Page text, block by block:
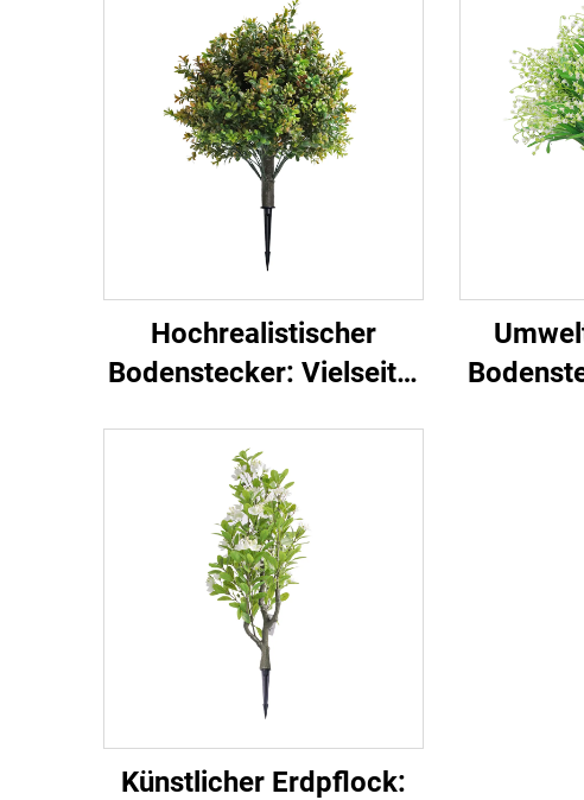
Hochrealistischer
Bodenstecker: Vielseitig
gewerbliche
Landschaftsgestaltung
Künstlicher Erdpflock: